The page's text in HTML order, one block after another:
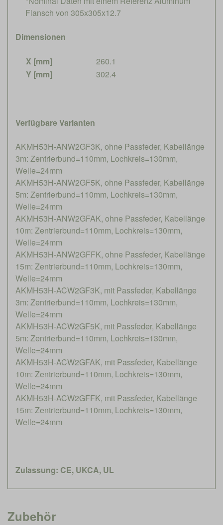
Flansch von 305x305x12.7
Dimensionen
X [mm]
260.1
Y [mm]
302.4
Verfügbare Varianten
AKMH53H-ANW2GF3K, ohne Passfeder, Kabellänge
3m: Zentrierbund=110mm, Lochkreis=130mm,
Welle=24mm
AKMH53H-ANW2GF5K, ohne Passfeder, Kabellänge
5m: Zentrierbund=110mm, Lochkreis=130mm,
Welle=24mm
AKMH53H-ANW2GFAK, ohne Passfeder, Kabellänge
10m: Zentrierbund=110mm, Lochkreis=130mm,
Welle=24mm
AKMH53H-ANW2GFFK, ohne Passfeder, Kabellänge
15m: Zentrierbund=110mm, Lochkreis=130mm,
Welle=24mm
AKMH53H-ACW2GF3K, mit Passfeder, Kabellänge
3m: Zentrierbund=110mm, Lochkreis=130mm,
Welle=24mm
AKMH53H-ACW2GF5K, mit Passfeder, Kabellänge
5m: Zentrierbund=110mm, Lochkreis=130mm,
Welle=24mm
AKMH53H-ACW2GFAK, mit Passfeder, Kabellänge
10m: Zentrierbund=110mm, Lochkreis=130mm,
Welle=24mm
AKMH53H-ACW2GFFK, mit Passfeder, Kabellänge
15m: Zentrierbund=110mm, Lochkreis=130mm,
Welle=24mm
Zulassung: CE, UKCA, UL
Zubehör